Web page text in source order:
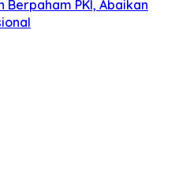
PKI, Abaikan